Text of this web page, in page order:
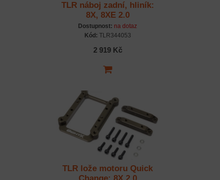
TLR náboj zadní, hliník:
8X, 8XE 2.0
Dostupnost: na dotaz
Kód: TLR344053
2 919 Kč
TLR lože motoru Quick